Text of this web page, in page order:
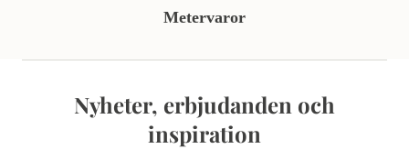
Metervaror
Nyheter, erbjudanden och
inspiration